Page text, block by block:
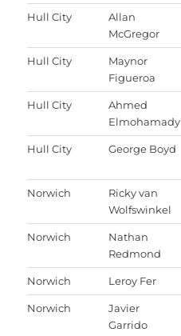
Hull City
Allan
McGregor
Hull City
Maynor
Figueroa
Hull City
Ahmed
Elmohamady
Hull City George Boyd
Norwich
Ricky van
Wolfswinkel
Norwich
Nathan
Redmond
Norwich Leroy Fer
Norwich
Javier
Garrido